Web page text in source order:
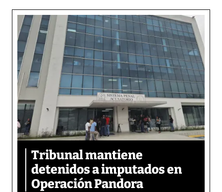
Tribunal mantiene
detenidos a imputados en
Operación Pandora